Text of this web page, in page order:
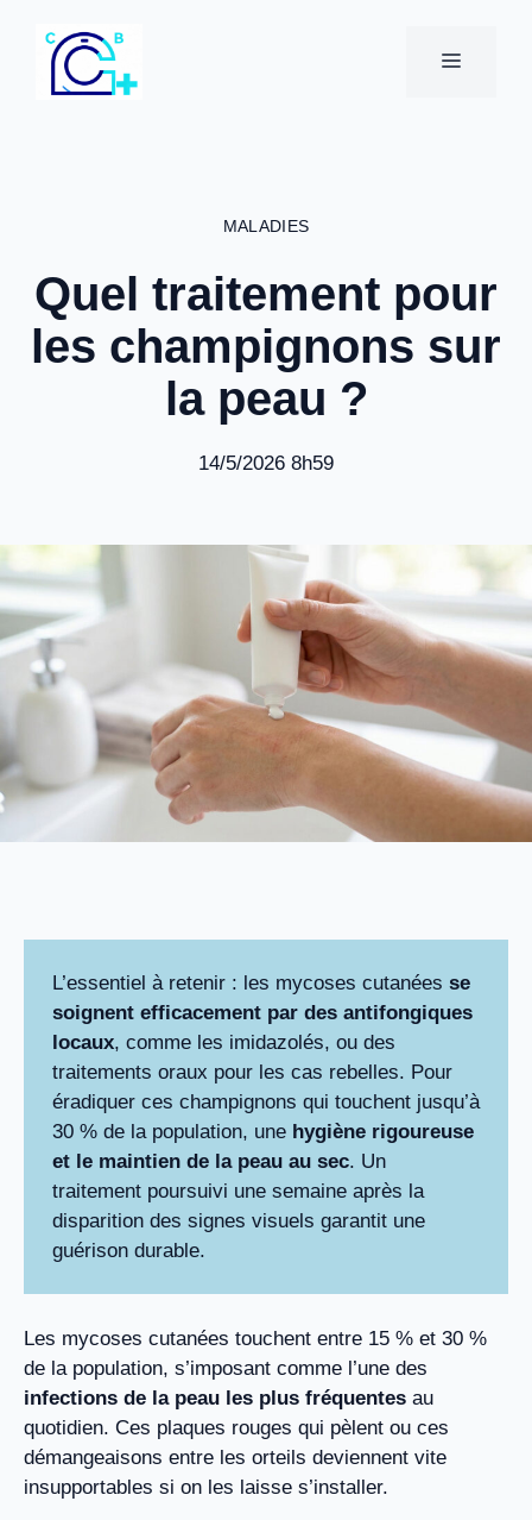
contenu
MENU
MALADIES
Quel traitement pour
les champignons sur
la peau ?
14/5/2026 8h59
L’essentiel à retenir : les mycoses cutanées se
soignent efficacement par des antifongiques
locaux, comme les imidazolés, ou des
traitements oraux pour les cas rebelles. Pour
éradiquer ces champignons qui touchent jusqu’à
30 % de la population, une hygiène rigoureuse
et le maintien de la peau au sec. Un
traitement poursuivi une semaine après la
disparition des signes visuels garantit une
guérison durable.
Les mycoses cutanées touchent entre 15 % et 30 %
de la population, s’imposant comme l’une des
infections de la peau les plus fréquentes au
quotidien. Ces plaques rouges qui pèlent ou ces
démangeaisons entre les orteils deviennent vite
insupportables si on les laisse s’installer.